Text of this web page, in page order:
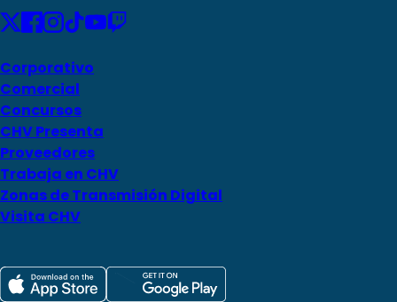
Corporativo
Comercial
Concursos
CHV Presenta
Proveedores
Trabaja en CHV
Zonas de Transmisión Digital
Visita CHV